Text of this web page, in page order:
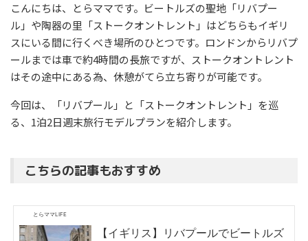
こんにちは、とらママです。ビートルズの聖地「リバプー
ル」や陶器の里「ストークオントレント」はどちらもイギリ
スにいる間に行くべき場所のひとつです。ロンドンからリバプ
ールまでは車で約4時間の長旅ですが、ストークオントレント
はその途中にある為、休憩がてら立ち寄りが可能です。
今回は、「リバプール」と「ストークオントレント」を巡
る、1泊2日週末旅行モデルプランを紹介します。
こちらの記事もおすすめ
とらママLIFE
【イギリス】リバプールでビートルズ